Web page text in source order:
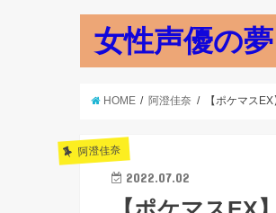
女性声優の
HOME 阿澄佳奈 【ポケマス
阿澄佳奈
2022.07.02